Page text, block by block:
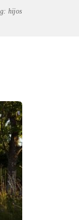
hijos